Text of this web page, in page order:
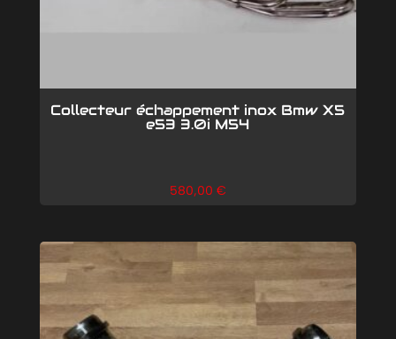
Collecteur échappement inox Bmw X5
e53 3.0i M54
580,00 €